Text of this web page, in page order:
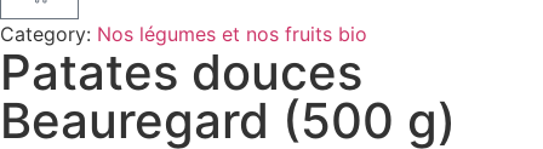
Category: Nos légumes et nos fruits bio
Patates douces
Beauregard (500 g)